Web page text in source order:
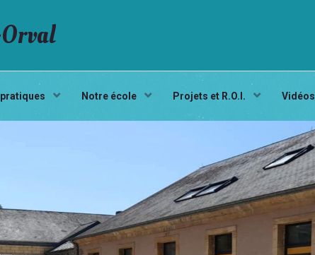
pratiques Notre école Projets et R.O.I. Vidéos